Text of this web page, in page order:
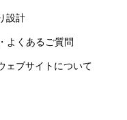
設計
よくあるご質問
ェブサイトについて